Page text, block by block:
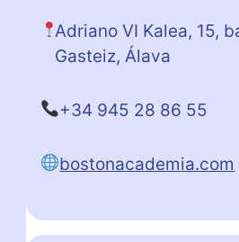
Adriano VI Kalea, 15,
Gasteiz, Álava
+34 945 28 86 55
bostonacademia.com